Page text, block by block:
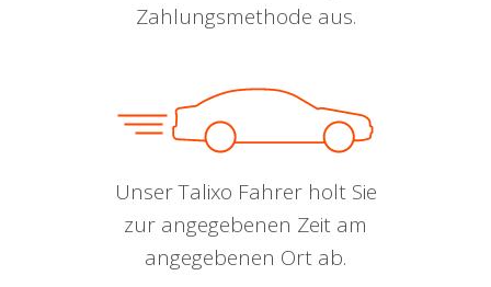
Zahlungsmethode aus.
Unser Talixo Fahrer holt Sie
zur angegebenen Zeit am
angegebenen Ort ab.